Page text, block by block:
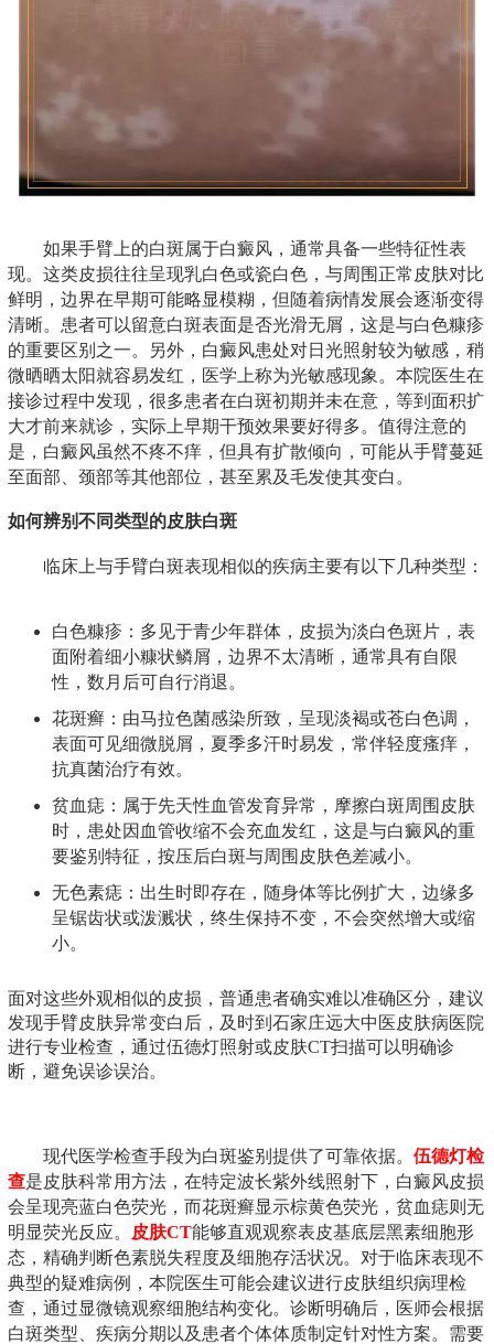
如果手臂上的白斑属于白癜风，通常具备一些特征性表
现。这类皮损往往呈现乳白色或瓷白色，与周围正常皮肤对比
鲜明，边界在早期可能略显模糊，但随着病情发展会逐渐变得
清晰。患者可以留意白斑表面是否光滑无屑，这是与白色糠疹
的重要区别之一。另外，白癜风患处对日光照射较为敏感，稍
微晒晒太阳就容易发红，医学上称为光敏感现象。本院医生在
接诊过程中发现，很多患者在白斑初期并未在意，等到面积扩
大才前来就诊，实际上早期干预效果要好得多。值得注意的
是，白癜风虽然不疼不痒，但具有扩散倾向，可能从手臂蔓延
至面部、颈部等其他部位，甚至累及毛发使其变白。
如何辨别不同类型的皮肤白斑
临床上与手臂白斑表现相似的疾病主要有以下几种类型：
白色糠疹：多见于青少年群体，皮损为淡白色斑片，表
面附着细小糠状鳞屑，边界不太清晰，通常具有自限
性，数月后可自行消退。
花斑癣：由马拉色菌感染所致，呈现淡褐或苍白色调，
表面可见细微脱屑，夏季多汗时易发，常伴轻度瘙痒，
抗真菌治疗有效。
贫血痣：属于先天性血管发育异常，摩擦白斑周围皮肤
时，患处因血管收缩不会充血发红，这是与白癜风的重
要鉴别特征，按压后白斑与周围皮肤色差减小。
无色素痣：出生时即存在，随身体等比例扩大，边缘多
呈锯齿状或泼溅状，终生保持不变，不会突然增大或缩
小。
面对这些外观相似的皮损，普通患者确实难以准确区分，建议
发现手臂皮肤异常变白后，及时到石家庄远大中医皮肤病医院
进行专业检查，通过伍德灯照射或皮肤CT扫描可以明确诊
断，避免误诊误治。
现代医学检查手段为白斑鉴别提供了可靠依据。 伍德灯检
查是皮肤科常用方法，在特定波长紫外线照射下，白癜风皮损
会呈现亮蓝白色荧光，而花斑癣显示棕黄色荧光，贫血痣则无
明显荧光反应。
皮肤CT能够直观观察表皮基底层黑素细胞形
态，精确判断色素脱失程度及细胞存活状况。对于临床表现不
典型的疑难病例，本院医生可能会建议进行皮肤组织病理检
查，通过显微镜观察细胞结构变化。诊断明确后，医师会根据
白斑类型、疾病分期以及患者个体体质制定针对性方案。需要